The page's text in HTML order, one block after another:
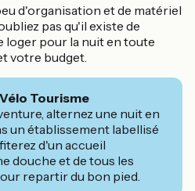
d'organisation et de matériel
pas qu'il existe de
loger pour la nuit en toute
votre budget.
Tourisme
alternez une nuit en
un établissement labellisé
d'un accueil
douche et de tous les
repartir du bon pied.